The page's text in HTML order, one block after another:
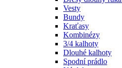
Dlouhé kalhoty
Spodní prádlo
Návleky
Čepice
Rukavice
Ponožky
Doplňky